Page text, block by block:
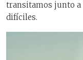
transitamos junto a
difíciles.